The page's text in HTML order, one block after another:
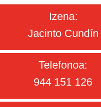
Izena:
Jacinto Cundín
Telefonoa:
944 151 126